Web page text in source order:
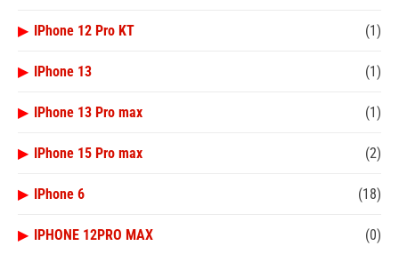
▶ IPhone 12 Pro KT (1)
▶ IPhone 13 (1)
▶ IPhone 13 Pro max (1)
▶ IPhone 15 Pro max (2)
▶ IPhone 6 (18)
▶ IPHONE 12PRO MAX (0)